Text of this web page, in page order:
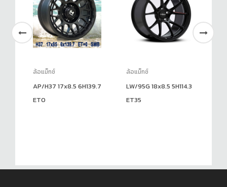
ล้อแม็กซ์
AP/H37 17x8.5 6H139.7
ET0
ล้อแม็กซ์
LW/95G 18x8.5 5H114.3
ET35